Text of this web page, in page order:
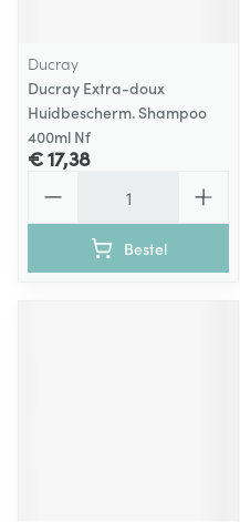
Ducray
Ducray Extra-doux
Huidbescherm. Shampoo
400ml Nf
€ 17,38
Bestel